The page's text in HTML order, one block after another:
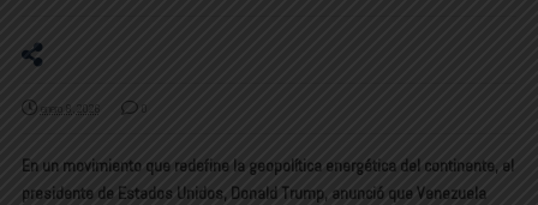
enero 8, 2026 0
En un movimiento que redefine la geopolítica energética del continente, el
presidente de Estados Unidos, Donald Trump, anunció que Venezuela